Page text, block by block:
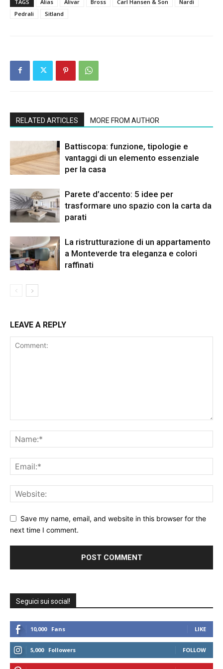
TAGS Alias Alivar Bross Carl Hansen & Son
Nardi
Pedrali
Sitland
RELATED ARTICLES MORE FROM AUTHOR
Battiscopa: funzione, tipologie e
vantaggi di un elemento essenziale
per la casa
Parete d’accento: 5 idee per
trasformare uno spazio con la carta da
parati
La ristrutturazione di un appartamento
a Monteverde tra eleganza e colori
raffinati
LEAVE A REPLY
Save my name, email, and website in this browser for the
next time I comment.
Seguici sui social!
10,000 Fans LIKE
5,000 Followers FOLLOW